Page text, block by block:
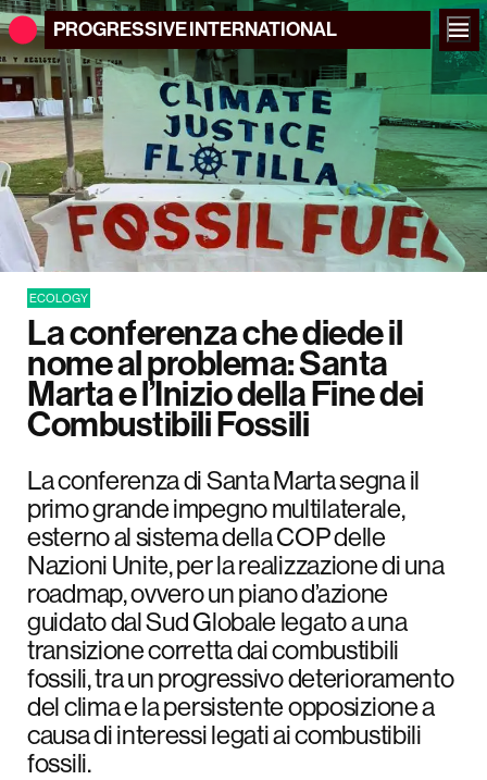
PROGRESSIVEINTERNATIONAL
ECOLOGY
La conferenza che diede il
nome al problema: Santa
Marta e l’Inizio della Fine dei
Combustibili Fossili
La conferenza di Santa Marta segna il
primo grande impegno multilaterale,
esterno al sistema della COP delle
Nazioni Unite, per la realizzazione di una
roadmap, ovvero un piano d’azione
guidato dal Sud Globale legato a una
transizione corretta dai combustibili
fossili, tra un progressivo deterioramento
del clima e la persistente opposizione a
causa di interessi legati ai combustibili
fossili.